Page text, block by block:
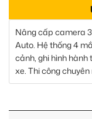
Nâng cấp camera
Auto. Hệ thống 4
cảnh, ghi hình
xe. Thi công